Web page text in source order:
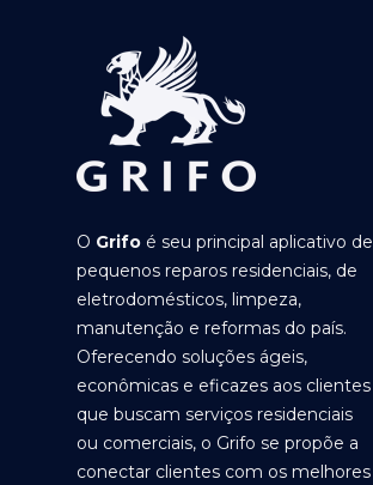
O Grifo é seu principal aplicativo de
pequenos reparos residenciais, de
eletrodomésticos, limpeza,
manutenção e reformas do país.
Oferecendo soluções ágeis,
econômicas e eficazes aos clientes
que buscam serviços residenciais
ou comerciais, o Grifo se propõe a
conectar clientes com os melhores